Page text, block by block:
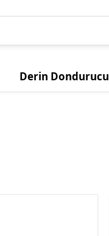
Derin Dondurucu